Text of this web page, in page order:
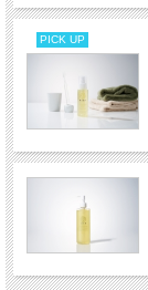
PICK UP